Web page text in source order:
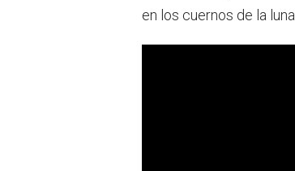
en los cuernos de la luna.